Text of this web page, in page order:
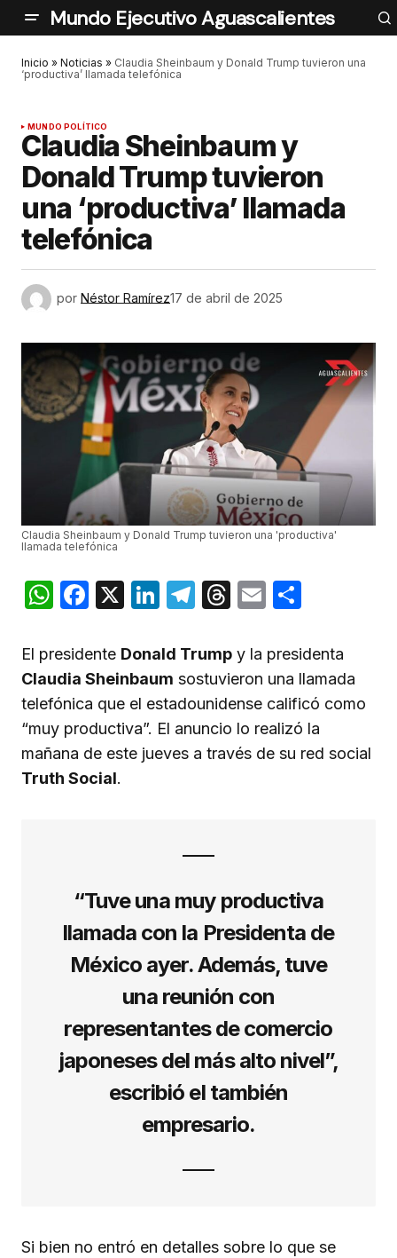
Mundo Ejecutivo Aguascalientes
Inicio » Noticias » Claudia Sheinbaum y Donald Trump tuvieron una
‘productiva’ llamada telefónica
MUNDO POLÍTICO
Claudia Sheinbaum y
Donald Trump tuvieron
una ‘productiva’ llamada
telefónica
por Néstor Ramírez17 de abril de 2025
Claudia Sheinbaum y Donald Trump tuvieron una 'productiva'
llamada telefónica
WhatsApp
Facebook
X LinkedIn
Telegram
Threads
Email
El presidente Donald Trump y la presidenta
Claudia Sheinbaum sostuvieron una llamada
telefónica que el estadounidense calificó como
“muy productiva”. El anuncio lo realizó la
mañana de este jueves a través de su red social
Truth Social.
“Tuve una muy productiva
llamada con la Presidenta de
México ayer. Además, tuve
una reunión con
representantes de comercio
japoneses del más alto nivel”,
escribió el también
empresario.
Si bien no entró en detalles sobre lo que se